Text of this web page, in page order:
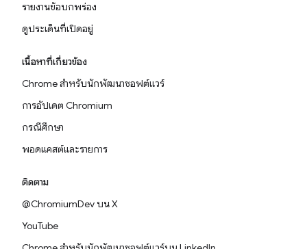
รายงานข้อบกพร่อง
ดูประเด็นที่เปิดอยู่
เนื้อหาที่เกี่ยวข้อง
Chrome สำหรับนักพัฒนาซอฟต์แวร์
การอัปเดต Chromium
กรณีศึกษา
พอดแคสต์และรายการ
ติดตาม
@ChromiumDev บน X
YouTube